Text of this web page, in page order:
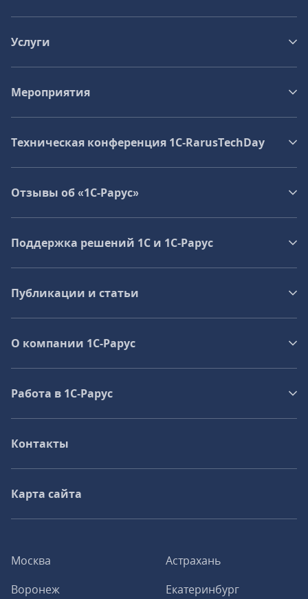
Москва
Астрахань
Воронеж
Екатеринбург
Услуги
Мероприятия
Техническая конференция 1C‑RarusTechDay
Отзывы об «1С-Рарус»
Поддержка решений 1С и 1С‑Рарус
Публикации и статьи
О компании 1C-Рарус
Работа в 1С‑Рарус
Контакты
Карта сайта